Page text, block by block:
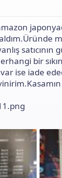
ı
n
K
o
p
y
a
satıcının
bir
ise iade